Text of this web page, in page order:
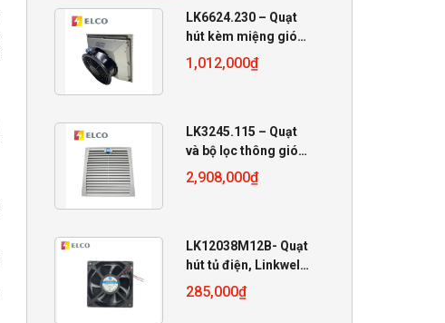
LK6624.230 – Quạt
hút kèm miệng gió
230VAC
255x255x105
1,012,000₫
LK3245.115 – Quạt
và bộ lọc thông gió
Linkwell 115VAC
2,908,000₫
LK12038M12B- Quạt
hút tủ điện, Linkwell
12V, 120x120x38mm
285,000₫